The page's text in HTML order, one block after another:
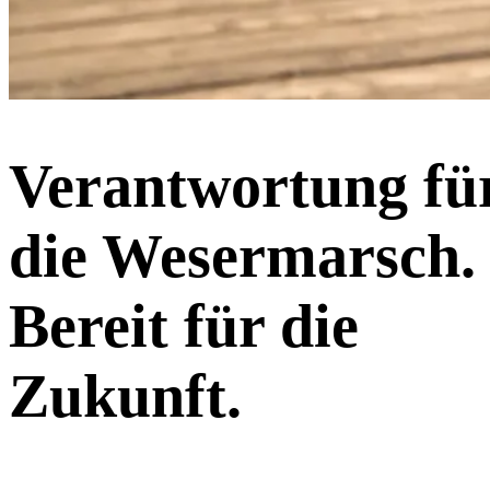
Verantwortung
die Wesermarsch.
Bereit für die
Zukunft.